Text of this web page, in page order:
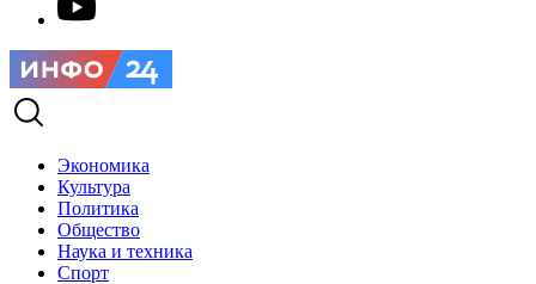
Экономика
Культура
Политика
Общество
Наука и техника
Спорт